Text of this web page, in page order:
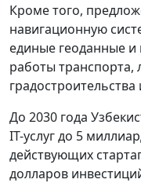
Кроме того,
навигационную
единые геоданные
работы транспорта,
До 2030 года
IT-услуг до 5
действующих
долларов